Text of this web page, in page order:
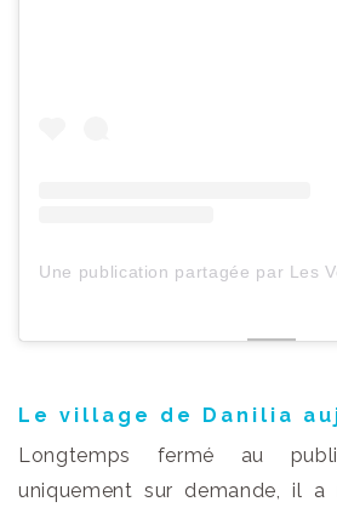
Le village de Danilia
Longtemps fermé au
uniquement sur demande, il a